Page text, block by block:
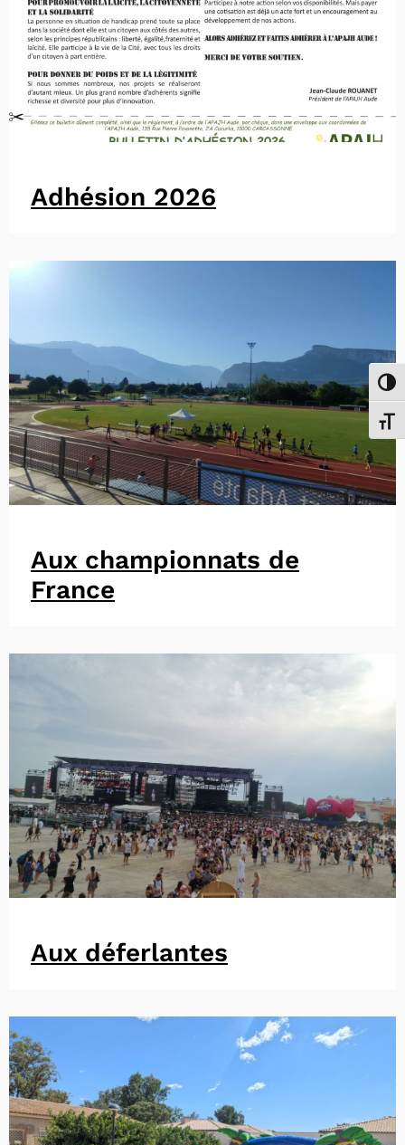
Adhésion 2026
Aux championnats de
France
Aux déferlantes